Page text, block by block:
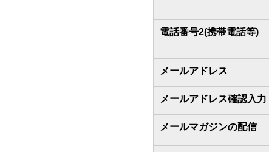
電話番号2(携帯電話等)
メールアドレス
メールアドレス確認入力
メールマガジンの配信